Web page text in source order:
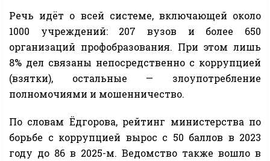
Речь идёт о всей системе, включающей около
1000 учреждений: 207 вузов и более 650
организаций профобразования. При этом лишь
8% дел связаны непосредственно с коррупцией
(взятки), остальные — злоупотребление
полномочиями и мошенничество.
По словам Ёдгорова, рейтинг министерства по
борьбе с коррупцией вырос с 50 баллов в 2023
году до 86 в 2025-м. Ведомство также вошло в